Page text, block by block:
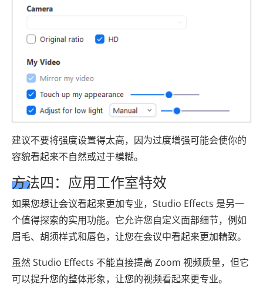
建议不要将强度设置得太高，因为过度增强可能会使你的
容貌看起来不自然或过于模糊。
方法四：应用工作室特效
如果您想让会议看起来更加专业，Studio Effects 是另一
个值得探索的实用功能。它允许您自定义面部细节，例如
眉毛、胡须样式和唇色，让您在会议中看起来更加精致。
虽然 Studio Effects 不能直接提高 Zoom 视频质量，但它
可以提升您的整体形象，让您的视频看起来更专业。